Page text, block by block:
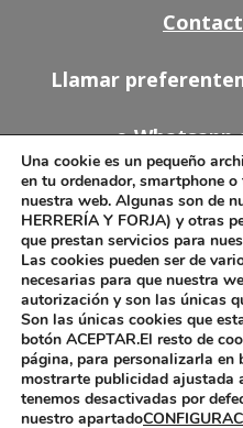
Llamar
o Whatsapp
Política
Una cookie es un pequeño
en tu ordenador, smartphone
nuestra web. Algunas son de
HERRERÍA Y FORJA) y otras
que prestan servicios para
Las cookies pueden ser de
necesarias para que nuestra
autorización y son las únicas
Son las únicas cookies que
botón ACEPTAR.El resto de
página, para personalizarla en
mostrarte publicidad ajustada
tenemos desactivadas por
nuestro apartado